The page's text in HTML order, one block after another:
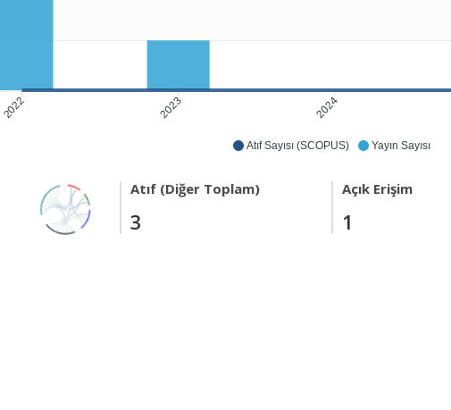
Atıf Sayısı (SCOPUS) Yayın Sayısı
2022 2023 2024
Atıf (Diğer Toplam)
3
Açık Erişim
1